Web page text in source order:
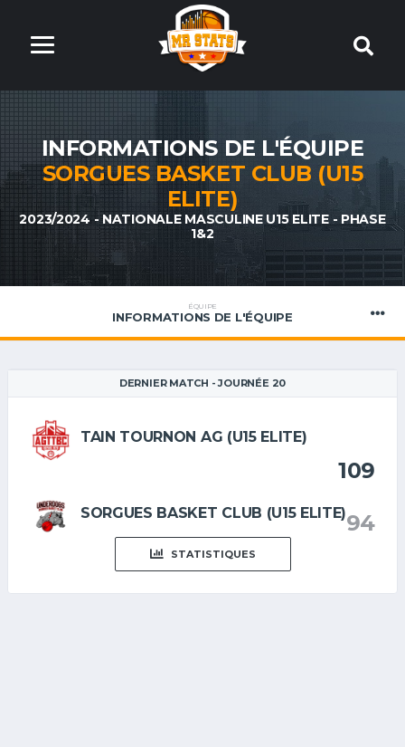
INFORMATIONS DE L'ÉQUIPE
SORGUES BASKET CLUB (U15
ELITE)
2023/2024 - NATIONALE MASCULINE U15 ELITE - PHASE
1&2
ÉQUIPE
INFORMATIONS DE L'ÉQUIPE
DERNIER MATCH - JOURNÉE 20
TAIN TOURNON AG (U15 ELITE)
109
94
SORGUES BASKET CLUB (U15 ELITE)
STATISTIQUES